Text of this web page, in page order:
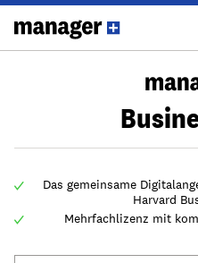
Das gemeinsame
Harvard
Mehrfachlizenz mit